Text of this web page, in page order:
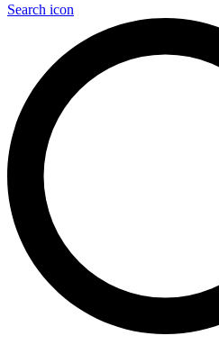
Search icon